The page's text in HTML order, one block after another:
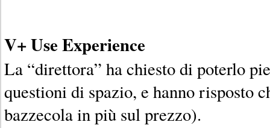
V+ Use Experience
La “direttora” ha chiesto di poterlo
questioni di spazio, e hanno risposto
bazzecola in più sul prezzo).